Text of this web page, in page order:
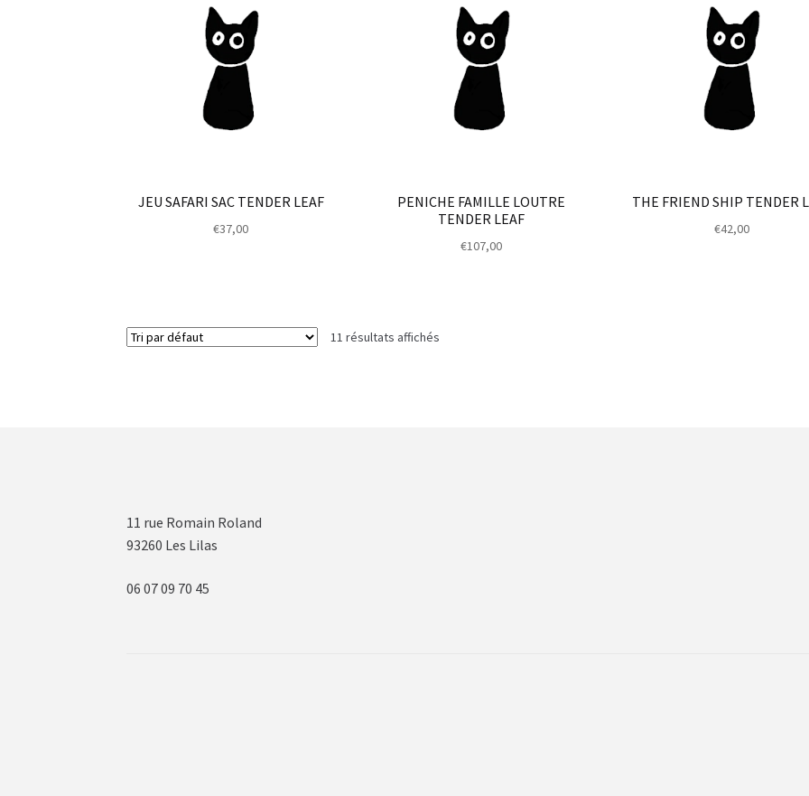
JEU SAFARI SAC TENDER LEAF
€37,00
PENICHE FAMILLE LOUTRE
TENDER LEAF
€107,00
THE FRIEND SHIP TENDER
€42,00
11 résultats affichés
11 rue Romain Roland
93260 Les Lilas
06 07 09 70 45